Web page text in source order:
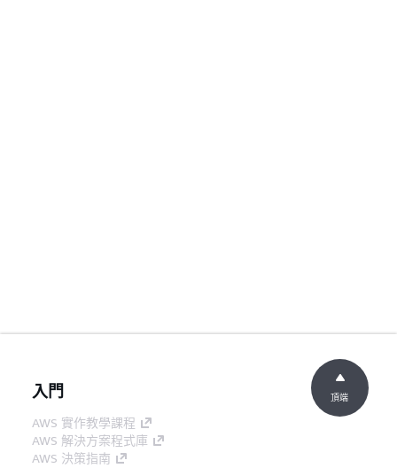
入門
AWS 實作教學課程
AWS 解決方案程式庫
AWS 決策指南
頂端